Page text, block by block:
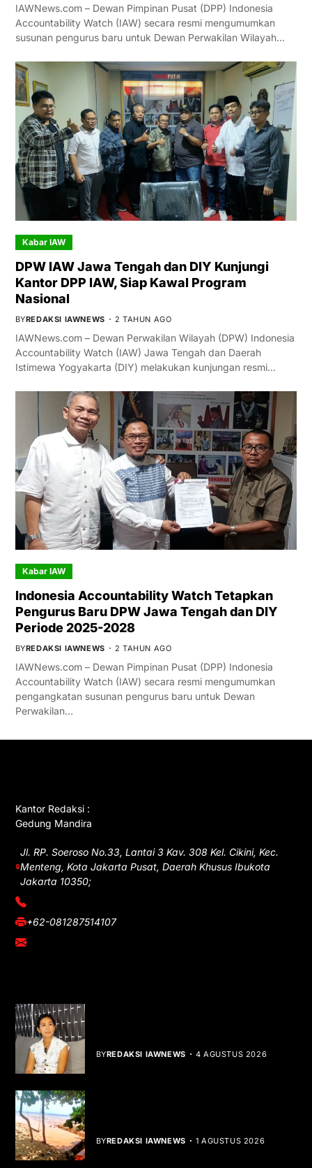
IAWNews.com – Dewan Pimpinan Pusat (DPP) Indonesia
Accountability Watch (IAW) secara resmi mengumumkan
susunan pengurus baru untuk Dewan Perwakilan Wilayah…
Kabar IAW
DPW IAW Jawa Tengah dan DIY Kunjungi
Kantor DPP IAW, Siap Kawal Program
Nasional
BYREDAKSI IAWNEWS 2 TAHUN AGO
IAWNews.com – Dewan Perwakilan Wilayah (DPW) Indonesia
Accountability Watch (IAW) Jawa Tengah dan Daerah
Istimewa Yogyakarta (DIY) melakukan kunjungan resmi…
Kabar IAW
Indonesia Accountability Watch Tetapkan
Pengurus Baru DPW Jawa Tengah dan DIY
Periode 2025-2028
BYREDAKSI IAWNEWS 2 TAHUN AGO
IAWNews.com – Dewan Pimpinan Pusat (DPP) Indonesia
Accountability Watch (IAW) secara resmi mengumumkan
pengangkatan susunan pengurus baru untuk Dewan
Perwakilan…
Kantor Redaksi :
Gedung Mandira
Jl. RP. Soeroso No.33, Lantai 3 Kav. 308 Kel. Cikini, Kec.
Menteng, Kota Jakarta Pusat, Daerah Khusus Ibukota
Jakarta 10350;
(021) 3908026
+62-081287514107
adm@iawnews.com
BYREDAKSI IAWNEWS 4 AGUSTUS 2026
BYREDAKSI IAWNEWS 1 AGUSTUS 2026